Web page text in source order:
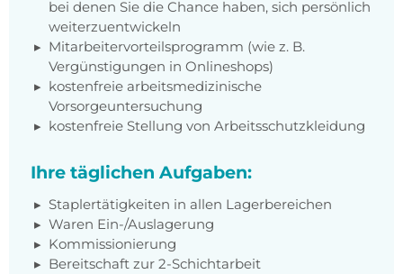
bei denen Sie die Chance haben, sich persönlich
weiterzuentwickeln
Mitarbeitervorteilsprogramm (wie z. B.
Vergünstigungen in Onlineshops)
kostenfreie arbeitsmedizinische
Vorsorgeuntersuchung
kostenfreie Stellung von Arbeitsschutzkleidung
Ihre täglichen Aufgaben:
Staplertätigkeiten in allen Lagerbereichen
Waren Ein-/Auslagerung
Kommissionierung
Bereitschaft zur 2-Schichtarbeit